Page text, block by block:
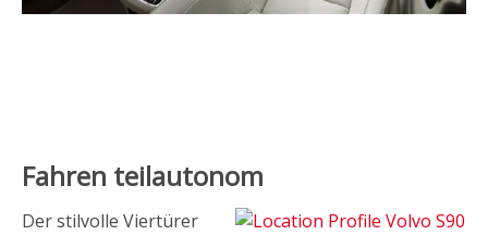
Fahren teilautonom
Der stilvolle Viertürer